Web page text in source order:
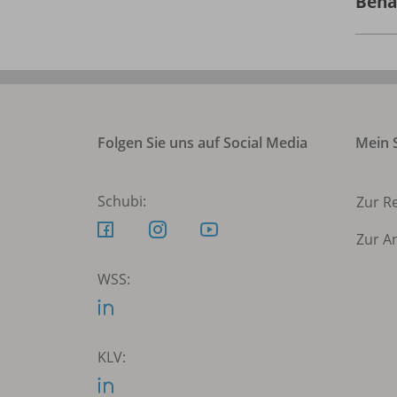
Folgen Sie uns auf Social Media
Schubi:
WSS:
KLV:
Mein
Zur
Zur